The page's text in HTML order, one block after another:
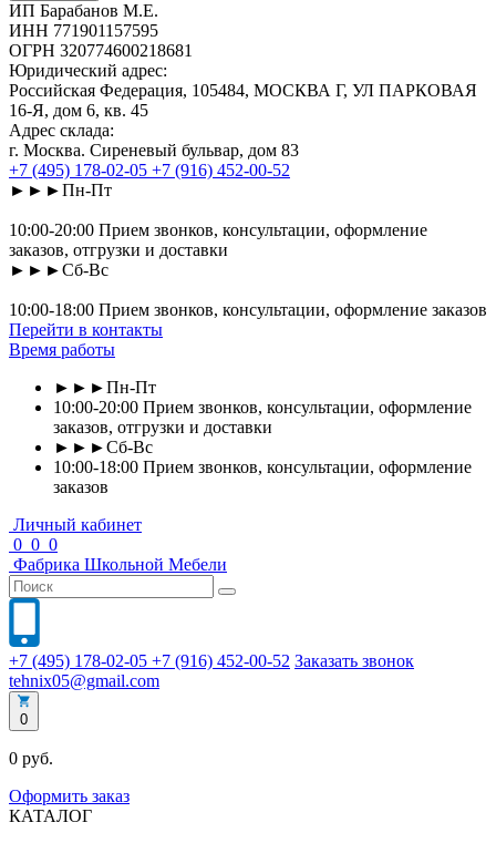
ИП Барабанов М.Е.
ИНН 771901157595
ОГРН 320774600218681
Юридический адрес:
Российская Федерация, 105484, МОСКВА Г, УЛ ПАРКОВАЯ
16-Я, дом 6, кв. 45
Адрес склада:
г. Москва. Сиреневый бульвар, дом 83
+7 (495) 178-02-05 +7 (916) 452-00-52
►►►Пн-Пт
10:00-20:00 Прием звонков, консультации, оформление
заказов, отгрузки и доставки
►►►Сб-Вс
10:00-18:00 Прием звонков, консультации, оформление заказов
Перейти в контакты
Время работы
►►►Пн-Пт
10:00-20:00 Прием звонков, консультации, оформление
заказов, отгрузки и доставки
►►►Сб-Вс
10:00-18:00 Прием звонков, консультации, оформление
заказов
Личный кабинет
0 0 0
Фабрика Школьной Мебели
+7 (495) 178-02-05 +7 (916) 452-00-52 Заказать звонок
tehnix05@gmail.com
0
0 руб.
Оформить заказ
КАТАЛОГ